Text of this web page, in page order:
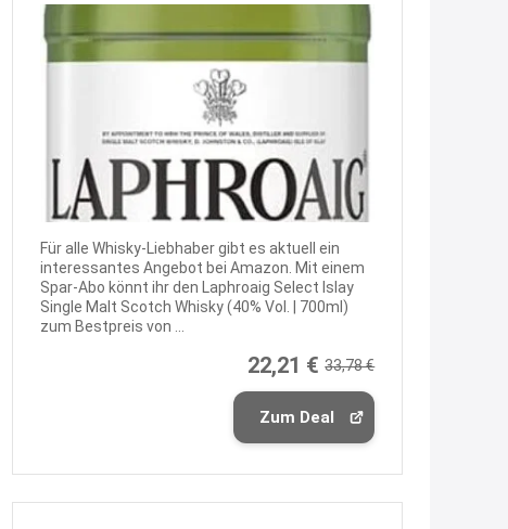
Für alle Whisky-Liebhaber gibt es aktuell ein
interessantes Angebot bei Amazon. Mit einem
Spar-Abo könnt ihr den Laphroaig Select Islay
Single Malt Scotch Whisky (40% Vol. | 700ml)
zum Bestpreis von ...
22,21 € 33,78 €
Zum Deal
Joachim
Ab diesem Jahr gibt es keine
Fielmann-Blinkis mehr / wurde
dauerhaft eingestellt
www.fielmann-
group.com/blinkis...
13:44
↩
Christian Schröder
@Joachim Moin Joachim, schön